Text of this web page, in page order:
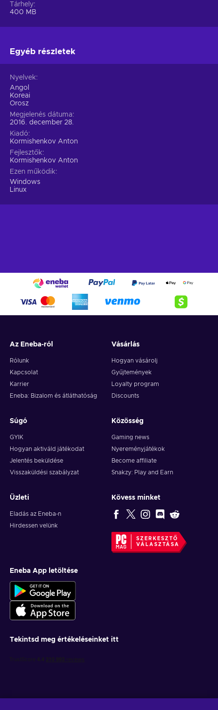
Tárhely
400 MB
Egyéb részletek
Nyelvek
Angol
Koreai
Orosz
Megjelenés dátuma
2016. december 28.
Kiadó
Kormishenkov Anton
Fejlesztők
Kormishenkov Anton
Ezen működik
Windows
Linux
Az Eneba-ról
Rólunk
Kapcsolat
Karrier
Eneba: Bizalom és átláthatóság
Vásárlás
Hogyan vásárolj
Gyűjtemények
Loyalty program
Discounts
Súgó
GYIK
Hogyan aktiváld játékodat
Jelentés beküldése
Visszaküldési szabályzat
Közösség
Gaming news
Nyereményjátékok
Become affiliate
Snakzy: Play and Earn
Üzleti
Eladás az Eneba-n
Hirdessen velünk
Kövess minket
SZERKESZTŐ
VÁLASZTÁSA
Eneba App letöltése
Tekintsd meg értékeléseinket itt